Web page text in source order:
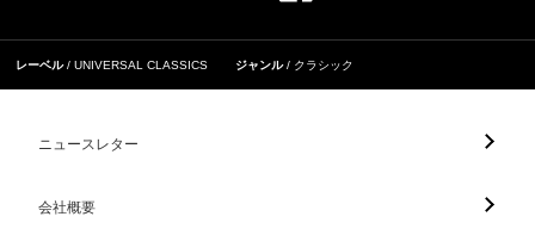
レーベル UNIVERSAL CLASSICS ジャンル クラシック
ニュースレター
会社概要